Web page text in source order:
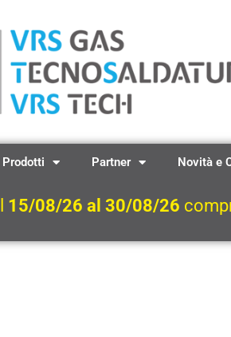
Prodotti Partner Novità e
15/08/26 al 30/08/26